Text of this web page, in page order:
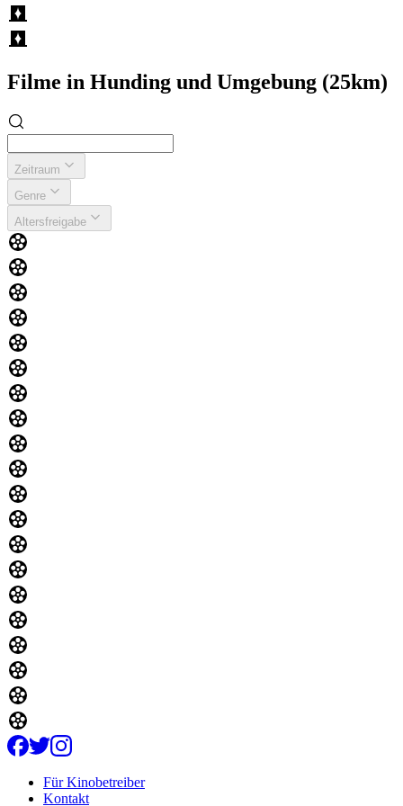
Filme in Hunding und Umgebung (25km)
Zeitraum
Genre
Altersfreigabe
Für Kinobetreiber
Kontakt